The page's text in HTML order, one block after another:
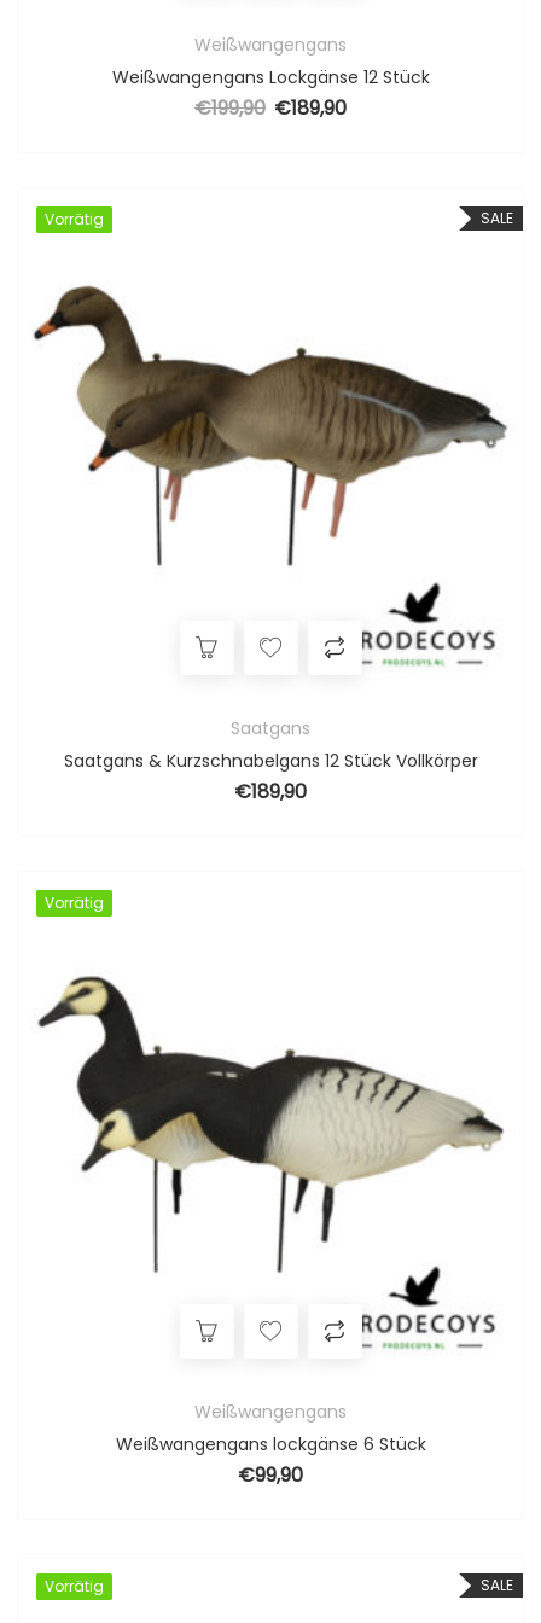
Weißwangengans
Weißwangengans Lockgänse 12 Stück
€199,90 Ursprünglicher Preis war: €199,90
€189,90
SALE
Vorrätig
Vorrätig
Saatgans
Saatgans & Kurzschnabelgans 12 Stück Vollkörper
€189,90
Vorrätig
Vorrätig
Weißwangengans
Weißwangengans lockgänse 6 Stück
€99,90
SALE
Vorrätig
Vorrätig